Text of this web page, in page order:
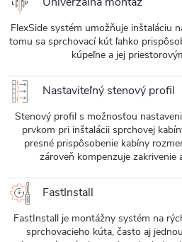
FlexSide systém umožňuje inštaláciu
tomu sa sprchovací kút ľahko
kúpeľne a jej
Nastaviteľný stenový profil
Stenový profil s možnosťou
prvkom pri inštalácii sprchovej
presné prispôsobenie kabíny
zároveň kompenzuje zakrivenie
FastInstall
FastInstall je montážny systém na
sprchovacieho kúta, často aj